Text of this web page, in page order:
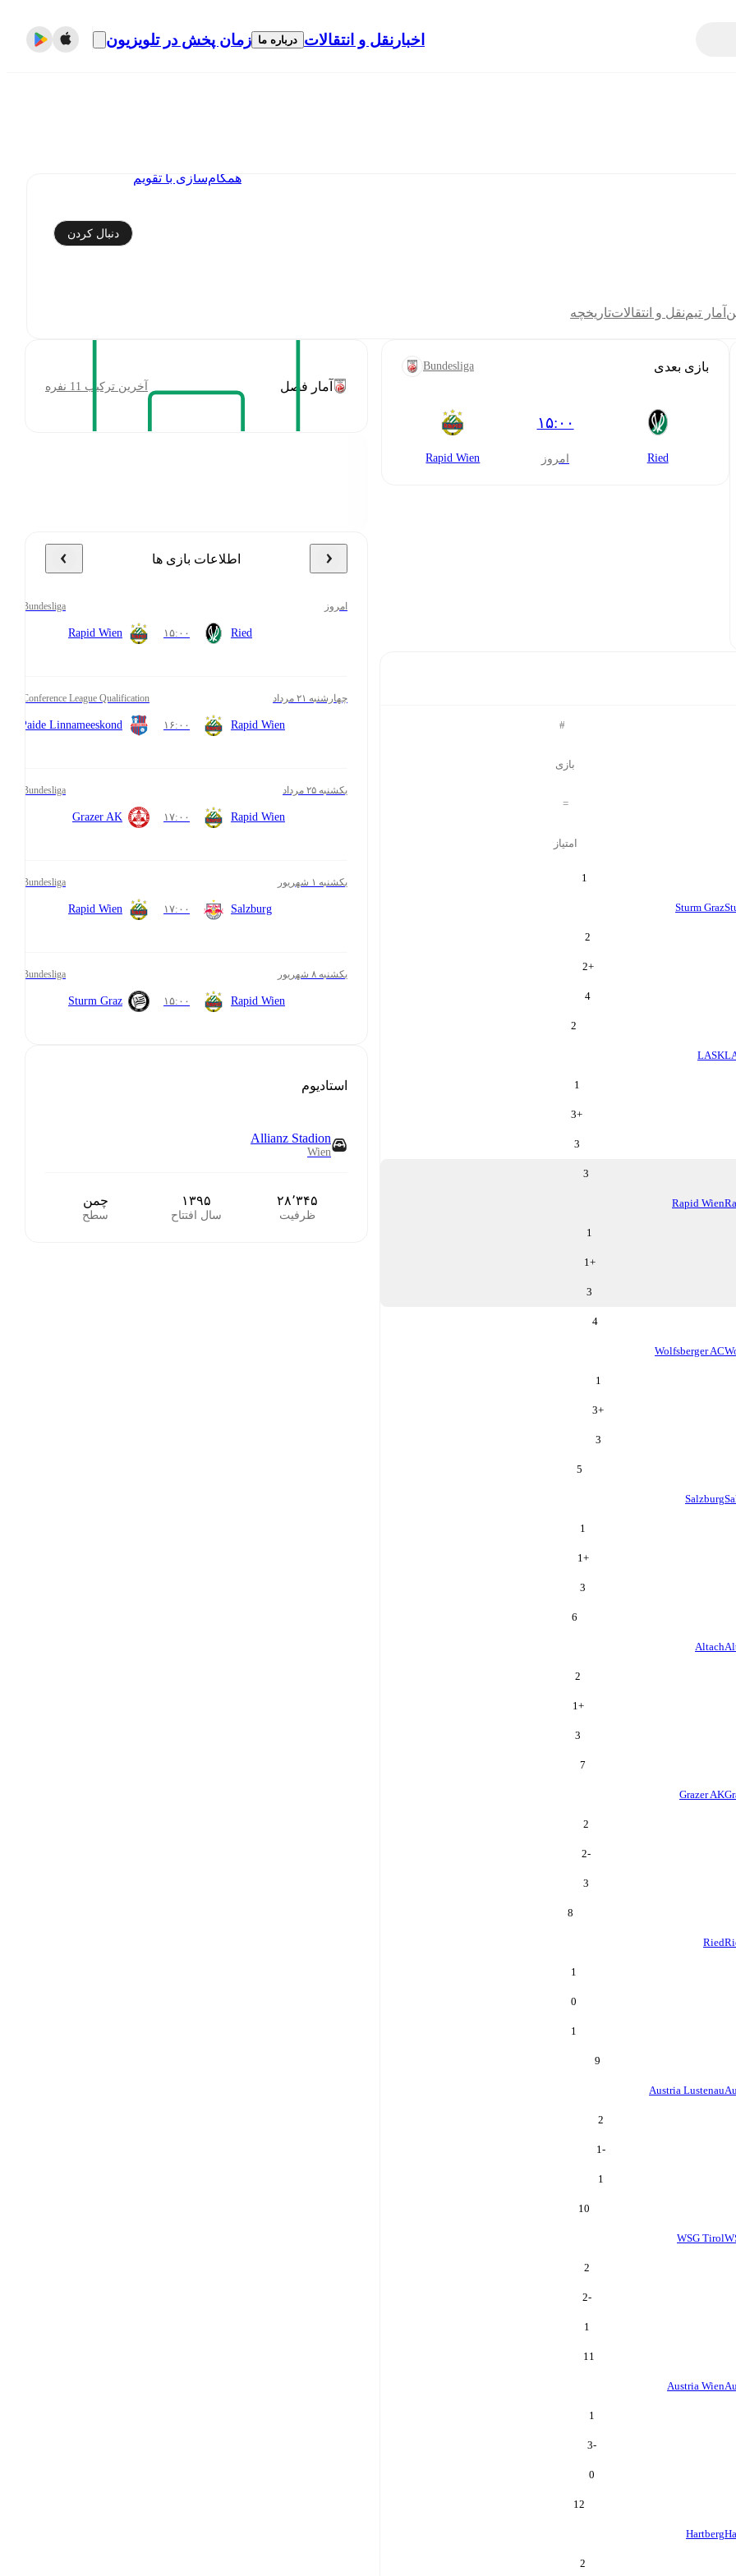
اخبار نقل و انتقالات درباره ما زمان پخش در تلویزیون
همگام‌سازی با تقویم
دنبال کردن
آمار تیمنقل و انتقالاتتاریخچه
بازی بعدی Bundesliga
Ried
۱۵:۰۰
امروز Rapid Wien
#
بازی
=
امتیاز
1
Sturm Graz
2
+
2
4
2
LASK
1
+
3
3
3
Rapid Wien
1
+
1
3
4
Wolfsberger AC
1
+
3
3
5
Salzburg
1
+
1
3
6
Altach
2
+
1
3
7
Grazer AK
2
-2
3
8
Ried
1
0
1
9
Austria Lustenau
2
-1
1
10
WSG Tirol
2
-2
1
11
Austria Wien
1
-3
0
12
Hartberg
2
آمار فصل آخرین ترکیب 11 نفره
اطلاعات بازی ها
امروز Bundesliga
Ried ۱۵:۰۰ Rapid Wien
چهارشنبه ۲۱ مرداد Conference League Qualification
Rapid Wien ۱۶:۰۰ Paide Linnameeskond
یکشنبه ۲۵ مرداد Bundesliga
Rapid Wien ۱۷:۰۰ Grazer AK
یکشنبه ۱ شهریور Bundesliga
Salzburg ۱۷:۰۰ Rapid Wien
یکشنبه ۸ شهریور Bundesliga
Rapid Wien ۱۵:۰۰ Sturm Graz
استادیوم
Allianz Stadion
Wien
۲۸٬۳۴۵
ظرفیت
۱۳۹۵
سال افتتاح
چمن
سطح